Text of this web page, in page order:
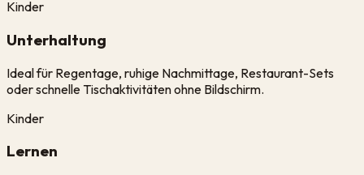
Kinder
Unterhaltung
Ideal für Regentage, ruhige Nachmittage, Restaurant-Sets
oder schnelle Tischaktivitäten ohne Bildschirm.
Kinder
Lernen